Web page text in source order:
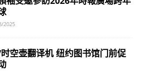
2025
空壶翻译机 纽约图书馆门前促